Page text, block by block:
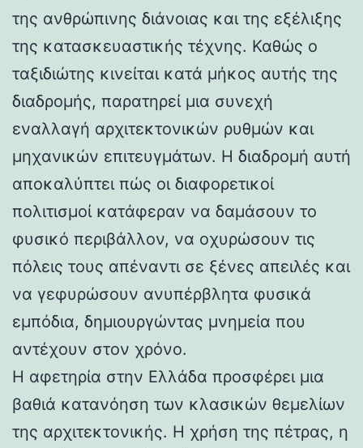
της ανθρώπινης διάνοιας και της εξέλιξης
της κατασκευαστικής τέχνης. Καθώς ο
ταξιδιώτης κινείται κατά μήκος αυτής της
διαδρομής, παρατηρεί μια συνεχή
εναλλαγή αρχιτεκτονικών ρυθμών και
μηχανικών επιτευγμάτων. Η διαδρομή αυτή
αποκαλύπτει πώς οι διαφορετικοί
πολιτισμοί κατάφεραν να δαμάσουν το
φυσικό περιβάλλον, να οχυρώσουν τις
πόλεις τους απέναντι σε ξένες απειλές και
να γεφυρώσουν ανυπέρβλητα φυσικά
εμπόδια, δημιουργώντας μνημεία που
αντέχουν στον χρόνο.
Η αφετηρία στην Ελλάδα προσφέρει μια
βαθιά κατανόηση των κλασικών θεμελίων
της αρχιτεκτονικής. Η χρήση της πέτρας, η